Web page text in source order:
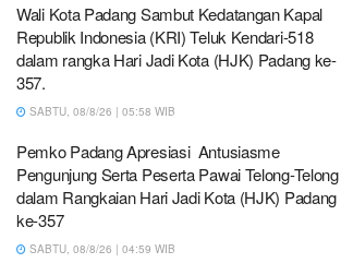
Wali Kota Padang Sambut Kedatangan Kapal
Republik Indonesia (KRI) Teluk Kendari-518
dalam rangka Hari Jadi Kota (HJK) Padang ke-
357.
SABTU, 08/8/26 | 05:58 WIB
Pemko Padang Apresiasi Antusiasme
Pengunjung Serta Peserta Pawai Telong-Telong
dalam Rangkaian Hari Jadi Kota (HJK) Padang
ke-357
SABTU, 08/8/26 | 04:59 WIB